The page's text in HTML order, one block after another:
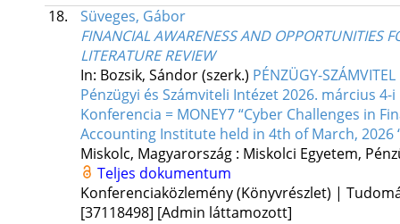
18.
Süveges, Gábor
FINANCIAL AWARENESS AND OPPORTUNITIES
LITERATURE REVIEW
In: Bozsik, Sándor (szerk.) PÉNZÜGY-
Pénzügyi és Számviteli Intézet 2026. március
Konferencia = MONEY7 “Cyber Challenges in
Accounting Institute held in 4th of March,
Miskolc, Magyarország : Miskolci Egyetem,
Teljes dokumentum
Konferenciaközlemény (Könyvrészlet) |
[37118498] [Admin láttamozott]